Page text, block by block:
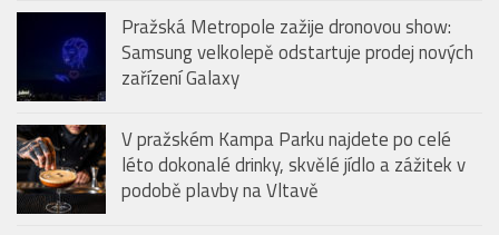
Pražská Metropole zažije dronovou show:
Samsung velkolepě odstartuje prodej nových
zařízení Galaxy
V pražském Kampa Parku najdete po celé
léto dokonalé drinky, skvělé jídlo a zážitek v
podobě plavby na Vltavě